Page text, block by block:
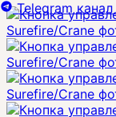
Telegram канал